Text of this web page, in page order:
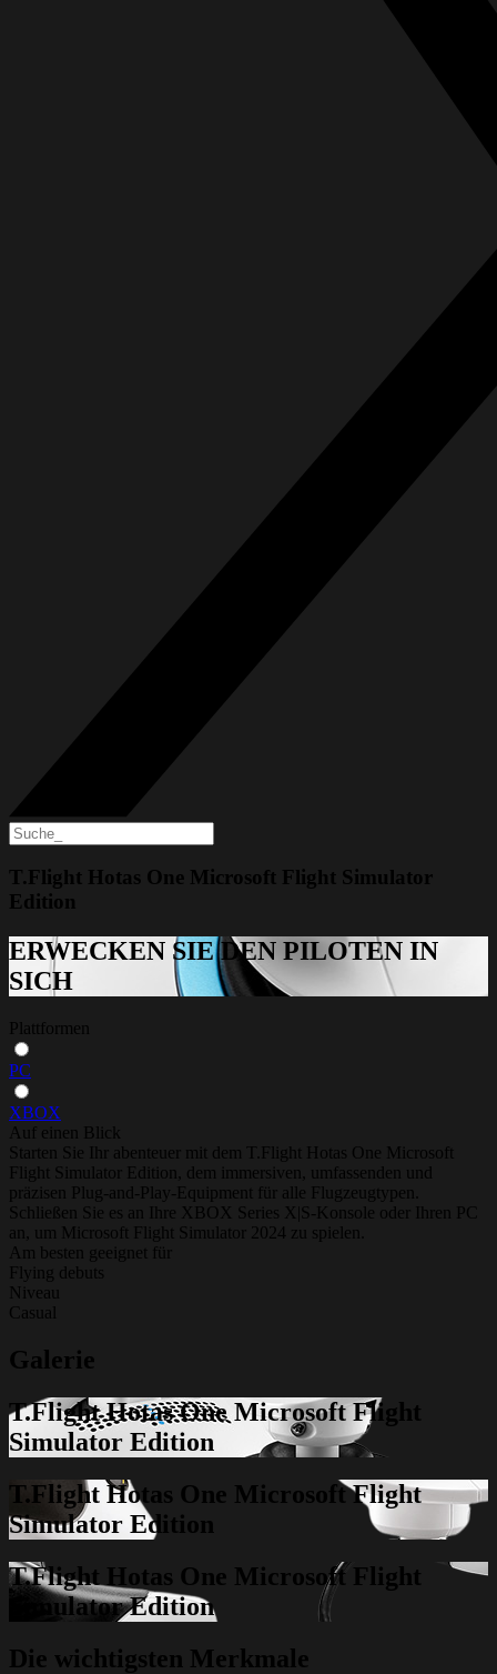
T.Flight Hotas One Microsoft Flight Simulator
Edition
ERWECKEN SIE DEN PILOTEN IN
SICH
Plattformen
PC
XBOX
Auf einen Blick
Starten Sie Ihr abenteuer mit dem T.Flight Hotas One Microsoft
Flight Simulator Edition, dem immersiven, umfassenden und
präzisen Plug-and-Play-Equipment für alle Flugzeugtypen.
Schließen Sie es an Ihre XBOX Series X|S-Konsole oder Ihren PC
an, um Microsoft Flight Simulator 2024 zu spielen.
Am besten geeignet für
Flying debuts
Niveau
Casual
Galerie
T.Flight Hotas One Microsoft Flight
Simulator Edition
T.Flight Hotas One Microsoft Flight
Simulator Edition
T.Flight Hotas One Microsoft Flight
Simulator Edition
Die wichtigsten Merkmale